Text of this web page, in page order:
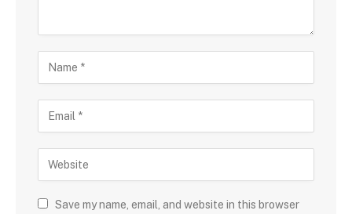
Save my name, email, and website in this browser